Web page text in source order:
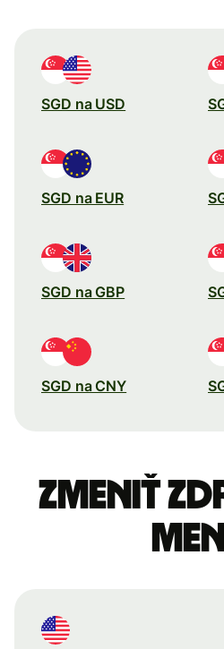
SGD na USD
SGD na EUR
SGD na GBP
SGD na CNY
Zmeniť